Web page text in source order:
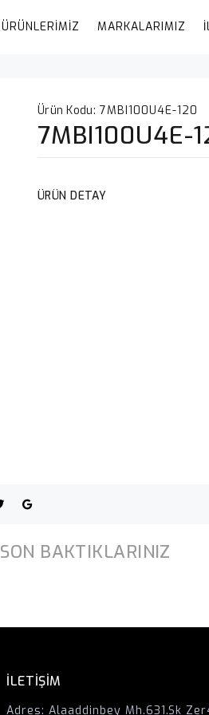
ÜRÜNLERİMİZ MARKALARIMIZ
Ürün Kodu: 7MBI100U4E-120
7MBI100U4E-
ÜRÜN DETAY
SON BAKTIKLARINIZ
İLETİŞİM
Adres: Alaaddinbey Mh.631.Sk